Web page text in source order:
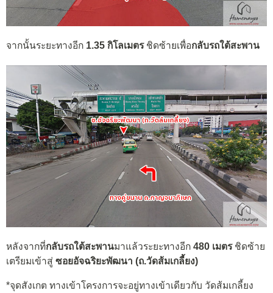
จากนั้นระยะทางอีก 1.35 กิโลเมตรชิดซ้ายเพื่อกลับรถใต้สะพาน
หลังจากที่กลับรถใต้สะพานมาแล้วระยะทางอีก 480 เมตรชิดซ้าย
เตรียมเข้าสู่ ซอยอัจฉริยะพัฒนา (ถ.วัดส้มเกลี้ยง)
*จุดสังเกต ทางเข้าโครงการจะอยู่ทางเข้าเดียวกับ วัดส้มเกลี้ยง